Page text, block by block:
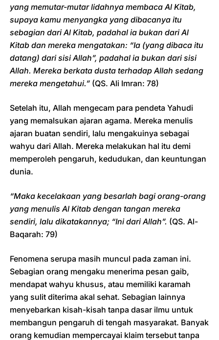
yang memutar-mutar lidahnya membaca Al Kitab,
supaya kamu menyangka yang dibacanya itu
sebagian dari Al Kitab, padahal ia bukan dari Al
Kitab dan mereka mengatakan: “Ia (yang dibaca itu
datang) dari sisi Allah”, padahal ia bukan dari sisi
Allah. Mereka berkata dusta terhadap Allah sedang
mereka mengetahui.” (QS. Ali Imran: 78)
Setelah itu, Allah mengecam para pendeta Yahudi
yang memalsukan ajaran agama. Mereka menulis
ajaran buatan sendiri, lalu mengakuinya sebagai
wahyu dari Allah. Mereka melakukan hal itu demi
memperoleh pengaruh, kedudukan, dan keuntungan
dunia.
“Maka kecelakaan yang besarlah bagi orang-orang
yang menulis Al Kitab dengan tangan mereka
sendiri, lalu dikatakannya; “Ini dari Allah”. (QS. Al-
Baqarah: 79)
Fenomena serupa masih muncul pada zaman ini.
Sebagian orang mengaku menerima pesan gaib,
mendapat wahyu khusus, atau memiliki karamah
yang sulit diterima akal sehat. Sebagian lainnya
menyebarkan kisah-kisah tanpa dasar ilmu untuk
membangun pengaruh di tengah masyarakat. Banyak
orang kemudian mempercayai klaim tersebut tanpa